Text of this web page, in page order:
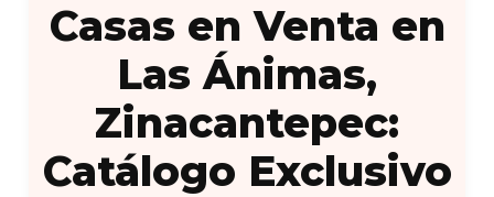
Casas en Venta en
Las Ánimas,
Zinacantepec:
Catálogo Exclusivo